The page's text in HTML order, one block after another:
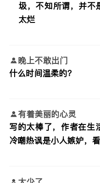
圾，不知所谓，并不
太烂
晚上不敢出门
什么时间温柔的？
有着美丽的心灵
写的太棒了，作者在生
冷嘲热讽是小人嫉妒，